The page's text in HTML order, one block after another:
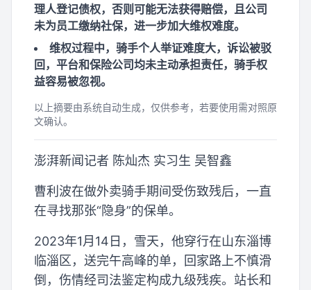
理人登记债权，否则可能无法获得赔偿，且公司
未为员工缴纳社保，进一步加大维权难度。
维权过程中，骑手个人举证难度大，诉讼被驳
回，平台和保险公司均未主动承担责任，骑手权
益容易被忽视。
以上摘要由系统自动生成，仅供参考，若要使用需对照原
文确认。
澎湃新闻记者 陈灿杰 实习生 吴智鑫
曹利波在做外卖骑手期间受伤致残后，一直
在寻找那张“隐身”的保单。
2023年1月14日，雪天，他穿行在山东淄博
临淄区，送完午高峰的单，回家路上不慎滑
倒，伤情经司法鉴定构成九级残疾。站长和